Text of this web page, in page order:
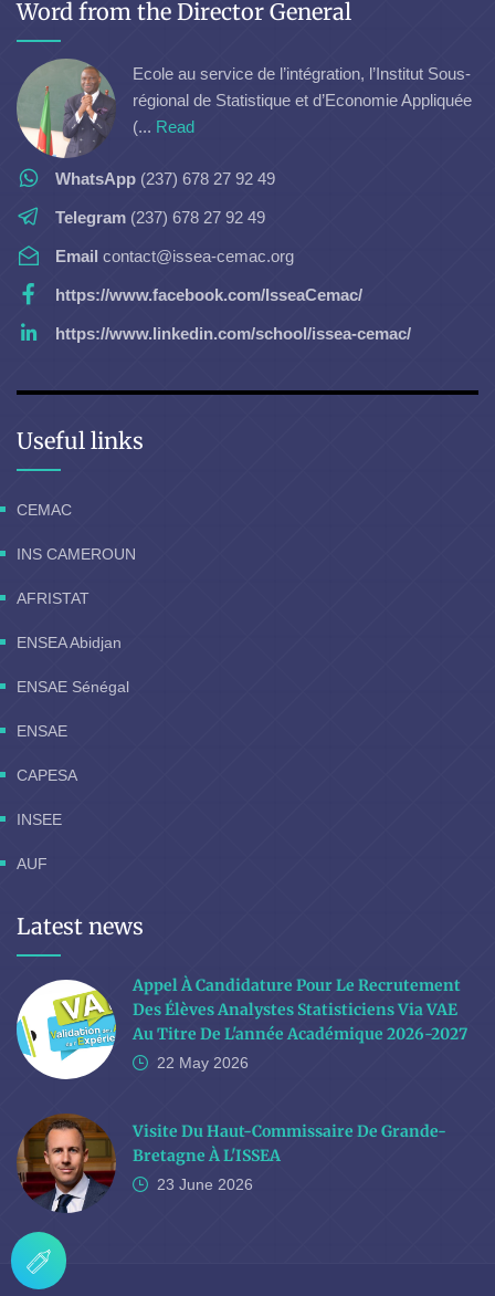
Word from the Director General
Ecole au service de l’intégration, l’Institut Sous-
régional de Statistique et d’Economie Appliquée
(... Read
WhatsApp (237) 678 27 92 49
Telegram (237) 678 27 92 49
Email contact@issea-cemac.org
https://www.facebook.com/IsseaCemac/
https://www.linkedin.com/school/issea-cemac/
Useful links
CEMAC
INS CAMEROUN
AFRISTAT
ENSEA Abidjan
ENSAE Sénégal
ENSAE
CAPESA
INSEE
AUF
Latest news
Appel À Candidature Pour Le Recrutement
Des Élèves Analystes Statisticiens Via VAE
Au Titre De L'année Académique 2026-2027
22 May 2026
Visite Du Haut-Commissaire De Grande-
Bretagne À L'ISSEA
23 June 2026